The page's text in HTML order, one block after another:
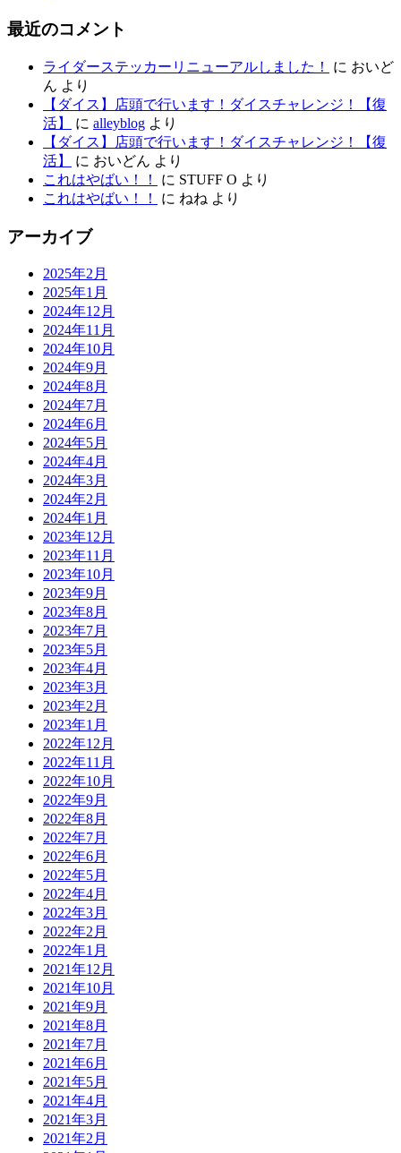
最近のコメント
ライダーステッカーリニューアルしました！ に おいど
ん より
【ダイス】店頭で行います！ダイスチャレンジ！【復
活】
に alleyblog より
【ダイス】店頭で行います！ダイスチャレンジ！【復
活】
に おいどん より
これはやばい！！
に STUFF O より
これはやばい！！
に ねね より
アーカイブ
2025年2月
2025年1月
2024年12月
2024年11月
2024年10月
2024年9月
2024年8月
2024年7月
2024年6月
2024年5月
2024年4月
2024年3月
2024年2月
2024年1月
2023年12月
2023年11月
2023年10月
2023年9月
2023年8月
2023年7月
2023年5月
2023年4月
2023年3月
2023年2月
2023年1月
2022年12月
2022年11月
2022年10月
2022年9月
2022年8月
2022年7月
2022年6月
2022年5月
2022年4月
2022年3月
2022年2月
2022年1月
2021年12月
2021年10月
2021年9月
2021年8月
2021年7月
2021年6月
2021年5月
2021年4月
2021年3月
2021年2月